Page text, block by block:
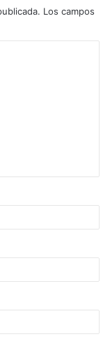
Los campos